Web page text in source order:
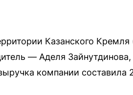
Казанского
— Аделя Зайнутдинова,
компании составила